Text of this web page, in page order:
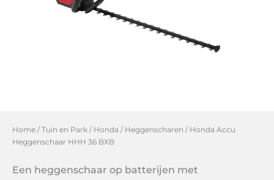
Home /Tuin en Park / Honda / Heggenscharen / Honda Accu
Heggenschaar HHH 36 BXB
Een heggenschaar op batterijen met